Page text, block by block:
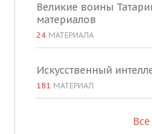
Великие воины
материалов
24 МАТЕРИАЛА
Искусственный
181 МАТЕРИАЛ